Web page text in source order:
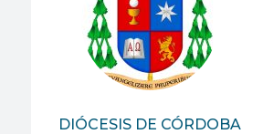
DIÓCESIS DE CÓRDOBA